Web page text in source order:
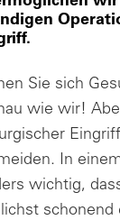
Sie sich
wie wir!
In
wichtig,
schonend